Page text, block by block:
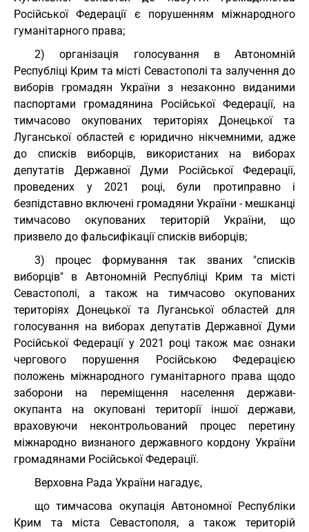
Російської Федерації є порушенням міжнародного
гуманітарного права;
2) організація голосування в Автономній
Республіці Крим та місті Севастополі та залучення до
виборів громадян України з незаконно виданими
паспортами громадянина Російської Федерації, на
тимчасово окупованих територіях Донецької та
Луганської областей є юридично нікчемними, адже
до списків виборців, використаних на виборах
депутатів Державної Думи Російської Федерації,
проведених у 2021 році, були протиправно і
безпідставно включені громадяни України - мешканці
тимчасово окупованих територій України, що
призвело до фальсифікації списків виборців;
3) процес формування так званих "списків
виборців" в Автономній Республіці Крим та місті
Севастополі, а також на тимчасово окупованих
територіях Донецької та Луганської областей для
голосування на виборах депутатів Державної Думи
Російської Федерації у 2021 році також має ознаки
чергового порушення Російською Федерацією
положень міжнародного гуманітарного права щодо
заборони на переміщення населення держави-
окупанта на окуповані території іншої держави,
враховуючи неконтрольований процес перетину
міжнародно визнаного державного кордону України
громадянами Російської Федерації.
Верховна Рада України нагадує,
що тимчасова окупація Автономної Республіки
Крим та міста Севастополя, а також територій